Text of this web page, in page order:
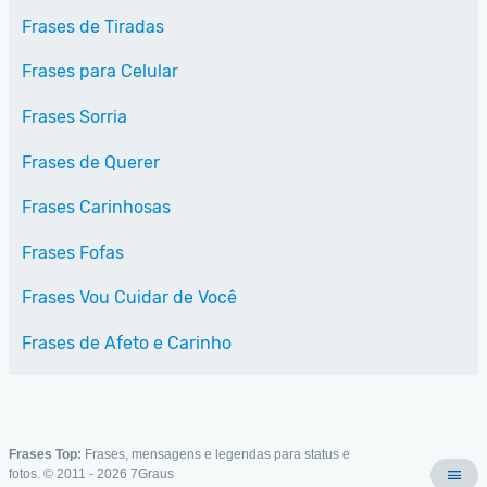
Frases de Tiradas
Frases para Celular
Frases Sorria
Frases de Querer
Frases Carinhosas
Frases Fofas
Frases Vou Cuidar de Você
Frases de Afeto e Carinho
Frases Top: Frases, mensagens e legendas para status e
fotos. © 2011 - 2026 7Graus